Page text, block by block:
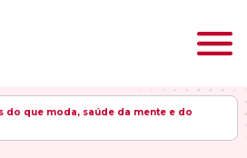
do que moda, saúde da mente e do